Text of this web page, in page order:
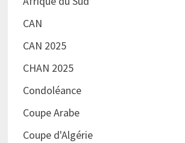
CAN
CAN 2025
CHAN 2025
Condoléance
Coupe Arabe
Coupe d'Algérie